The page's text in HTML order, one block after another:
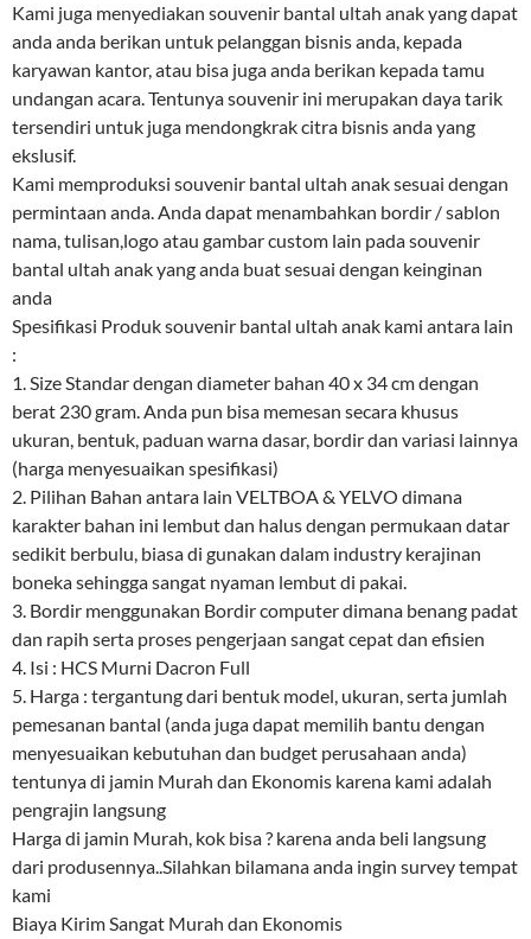
Kami juga menyediakan souvenir bantal ultah anak yang dapat
anda anda berikan untuk pelanggan bisnis anda, kepada
karyawan kantor, atau bisa juga anda berikan kepada tamu
undangan acara. Tentunya souvenir ini merupakan daya tarik
tersendiri untuk juga mendongkrak citra bisnis anda yang
ekslusif.
Kami memproduksi souvenir bantal ultah anak sesuai dengan
permintaan anda. Anda dapat menambahkan bordir / sablon
nama, tulisan,logo atau gambar custom lain pada souvenir
bantal ultah anak yang anda buat sesuai dengan keinginan
anda
Spesifikasi Produk souvenir bantal ultah anak kami antara lain
:
1. Size Standar dengan diameter bahan 40 x 34 cm dengan
berat 230 gram. Anda pun bisa memesan secara khusus
ukuran, bentuk, paduan warna dasar, bordir dan variasi lainnya
(harga menyesuaikan spesifikasi)
2. Pilihan Bahan antara lain VELTBOA & YELVO dimana
karakter bahan ini lembut dan halus dengan permukaan datar
sedikit berbulu, biasa di gunakan dalam industry kerajinan
boneka sehingga sangat nyaman lembut di pakai.
3. Bordir menggunakan Bordir computer dimana benang padat
dan rapih serta proses pengerjaan sangat cepat dan efisien
4. Isi : HCS Murni Dacron Full
5. Harga : tergantung dari bentuk model, ukuran, serta jumlah
pemesanan bantal (anda juga dapat memilih bantu dengan
menyesuaikan kebutuhan dan budget perusahaan anda)
tentunya di jamin Murah dan Ekonomis karena kami adalah
pengrajin langsung
Harga di jamin Murah, kok bisa ? karena anda beli langsung
dari produsennya..Silahkan bilamana anda ingin survey tempat
kami
Biaya Kirim Sangat Murah dan Ekonomis